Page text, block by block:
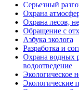
Серьезный
Охрана
Охрана лесов,
Обращение с
Азбука эколога
Разработка и
Охрана водных
водоотведение
Экологическое
Экологические